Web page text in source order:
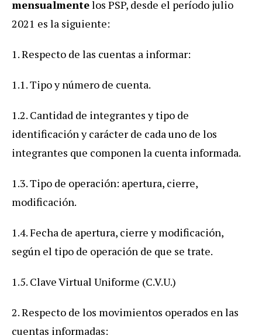
mensualmentelos PSP, desde el período julio
2021 es la siguiente:
1. Respecto de las cuentas a informar:
1.1. Tipo y número de cuenta.
1.2. Cantidad de integrantes y tipo de
identificación y carácter de cada uno de los
integrantes que componen la cuenta informada.
1.3. Tipo de operación: apertura, cierre,
modificación.
1.4. Fecha de apertura, cierre y modificación,
según el tipo de operación de que se trate.
1.5. Clave Virtual Uniforme (C.V.U.)
2. Respecto de los movimientos operados en las
cuentas informadas: